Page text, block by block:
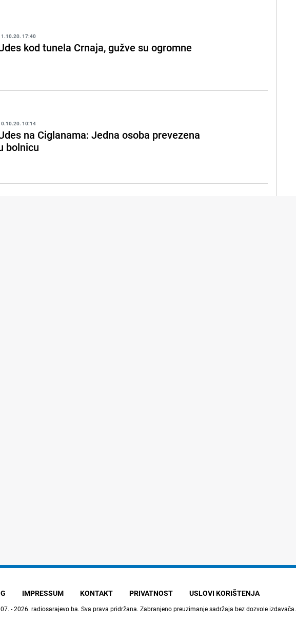
17:40
kod tunela Crnaja, gužve su ogromne
10:14
na Ciglanama: Jedna osoba prevezena
bolnicu
IMPRESSUM KONTAKT PRIVATNOST USLOVI KORIŠTENJA
- 2026. radiosarajevo.ba. Sva prava pridržana. Zabranjeno preuzimanje sadržaja bez dozvole izdavača.